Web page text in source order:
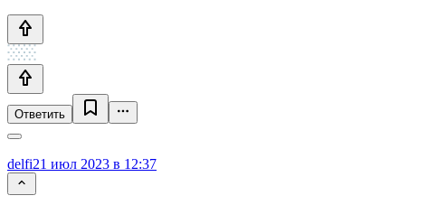
Ответить
delfi21 июл 2023 в 12:37